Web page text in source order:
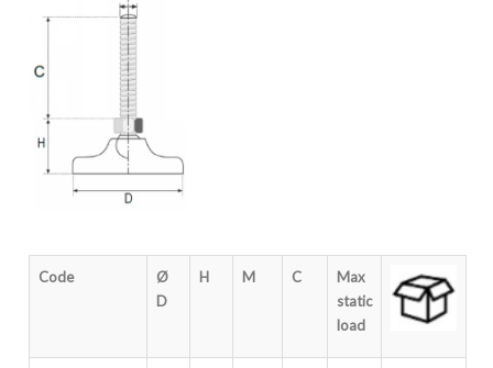
Code
Ø
D
H M C
Max
static
load